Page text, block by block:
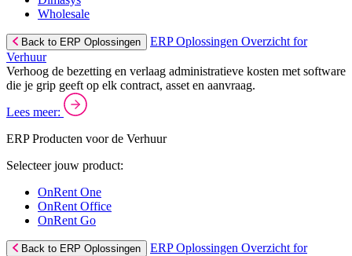
Wholesale
Back to ERP Oplossingen
ERP Oplossingen Overzicht for
Verhuur
Verhoog de bezetting en verlaag administratieve kosten met software
die je grip geeft op elk contract, asset en aanvraag.
Lees meer:
ERP Producten voor de Verhuur
Selecteer jouw product:
OnRent One
OnRent Office
OnRent Go
Back to ERP Oplossingen
ERP Oplossingen Overzicht for